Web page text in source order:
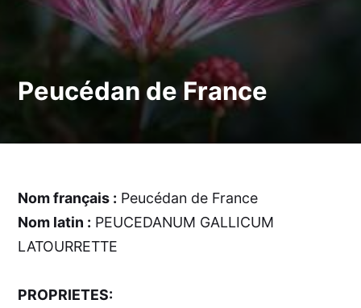
Peucédan de France
Nom français : Peucédan de France
Nom latin : PEUCEDANUM GALLICUM
LATOURRETTE
PROPRIETES: